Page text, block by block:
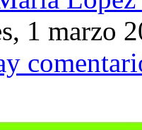
1 marzo